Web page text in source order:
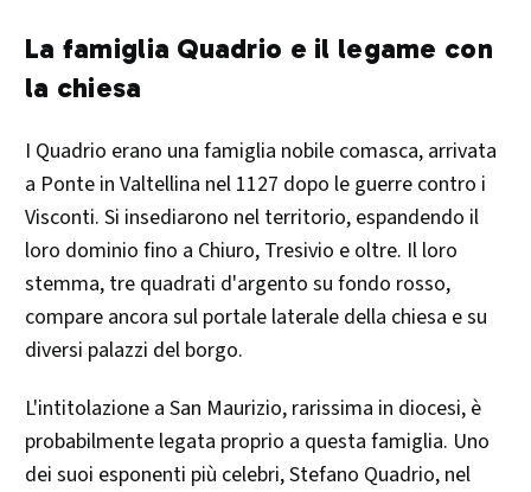
La famiglia Quadrio e il legame con
la chiesa
I Quadrio erano una famiglia nobile comasca, arrivata
a Ponte in Valtellina nel 1127 dopo le guerre contro i
Visconti. Si insediarono nel territorio, espandendo il
loro dominio fino a Chiuro, Tresivio e oltre. Il loro
stemma, tre quadrati d'argento su fondo rosso,
compare ancora sul portale laterale della chiesa e su
diversi palazzi del borgo.
L'intitolazione a San Maurizio, rarissima in diocesi, è
probabilmente legata proprio a questa famiglia. Uno
dei suoi esponenti più celebri, Stefano Quadrio, nel